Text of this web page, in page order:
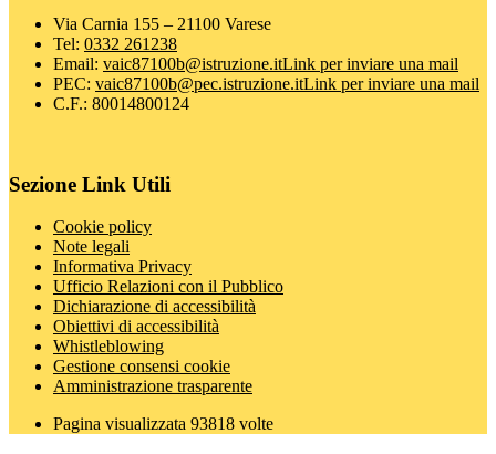
Via Carnia 155 – 21100 Varese
Tel: 0332 261238
Email: vaic87100b@istruzione.itLink per inviare una mail
PEC: vaic87100b@pec.istruzione.itLink per inviare una mail
C.F.: 80014800124
Sezione Link Utili
Cookie policy
Note legali
Informativa Privacy
Ufficio Relazioni con il Pubblico
Dichiarazione di accessibilità
Obiettivi di accessibilità
Whistleblowing
Gestione consensi cookie
Amministrazione trasparente
Pagina visualizzata 93818 volte